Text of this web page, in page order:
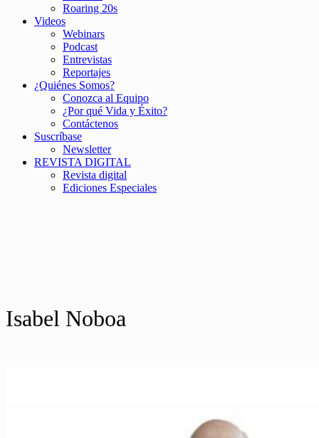
Roaring 20s
Videos
Webinars
Podcast
Entrevistas
Reportajes
¿Quiénes Somos?
Conozca al Equipo
¿Por qué Vida y Éxito?
Contáctenos
Suscríbase
Newsletter
REVISTA DIGITAL
Revista digital
Ediciones Especiales
Isabel Noboa